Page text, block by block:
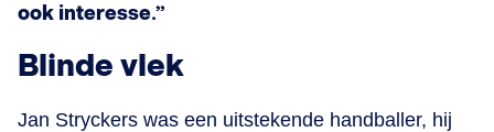
ook interesse.”
Blinde vlek
Jan Stryckers was een uitstekende handballer, hij